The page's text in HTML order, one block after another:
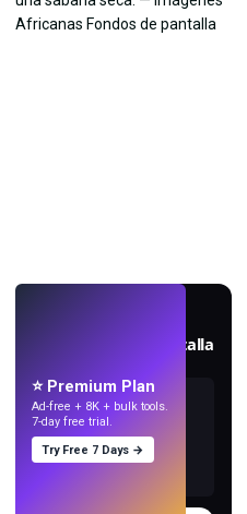
Crea fondos de pantalla
⭐ Premium Plan
Ad-free + 8K + bulk tools.
7-day free trial.
Try Free 7 Days →